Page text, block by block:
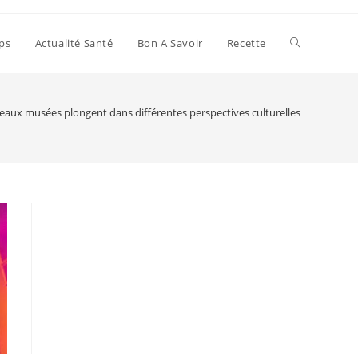
Actualité Santé Bon A Savoir Recette Toggle
musées plongent dans différentes perspectives culturelles